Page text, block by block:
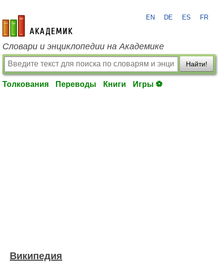
academic.ru
EN DE ES FR
Словари и энциклопедии на Академике
Найти!
Толкования Переводы Книги Игры ⚽
Википедия